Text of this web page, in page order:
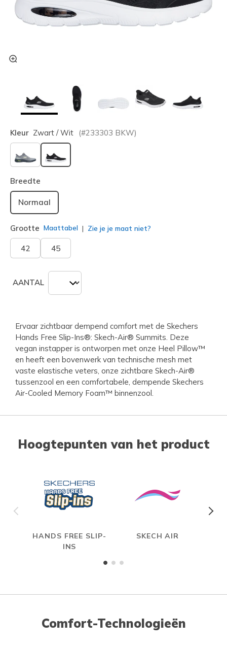
Kleur Zwart / Wit (#233303 BKW)
geselecteerd
Breedte
Normaal
Grootte Maattabel Zie je je maat niet?
42 45
AANTAL
Ervaar zichtbaar dempend comfort met de Skechers
Hands Free Slip-Ins®: Skech-Air® Summits. Deze
vegan instapper is ontworpen met onze Heel Pillow™
en heeft een bovenwerk van technische mesh met
vaste elastische veters, onze zichtbare Skech-Air®
tussenzool en een comfortabele, dempende Skechers
Air-Cooled Memory Foam™ binnenzool.
Hoogtepunten van het product
HANDS FREE SLIP-
INS
SKECH AIR
Comfort-Technologieën